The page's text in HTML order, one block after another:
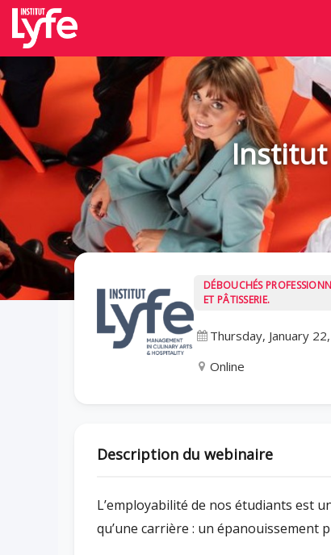
Institut
DÉBOUCHÉS
ET PÂTISSERIE.
Thursday, January
Online
Description du webinaire
L’employabilité de nos étudiants est
qu’une carrière : un épanouissement